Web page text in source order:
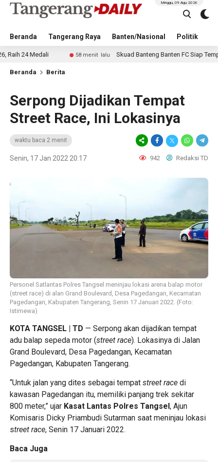
Beranda Tangerang Raya Banten/Nasional Politik
Minggu, 09 Agu 2026
Medali 58 menit lalu Skuad Banteng Banten FC Siap Tempur di
Beranda Berita
Serpong Dijadikan Tempat
Street Race, Ini Lokasinya
waktu baca 2 menit
Senin, 17 Jan 2022 20:17 942 Redaksi TD
Personel Satlantas Polres Tangsel meninjau lokasi arena balap motor
(street race) di alan Grand Boulevard, Desa Pagedangan, Kecamatan
Pagedangan, Kabupaten Tangerang, Senin 17 Januari 2022. (Foto:
Istimewa)
KOTA TANGSEL | TD — Serpong akan dijadikan tempat
adu balap sepeda motor (street race). Lokasinya di Jalan
Grand Boulevard, Desa Pagedangan, Kecamatan
Pagedangan, Kabupaten Tangerang.
“Untuk jalan yang dites sebagai tempat street race di
kawasan Pagedangan itu, memiliki panjang trek sekitar
800 meter,” ujar Kasat Lantas Polres Tangsel, Ajun
Komisaris Dicky Priambudi Sutarman saat meninjau lokasi
street race, Senin 17 Januari 2022.
Baca Juga